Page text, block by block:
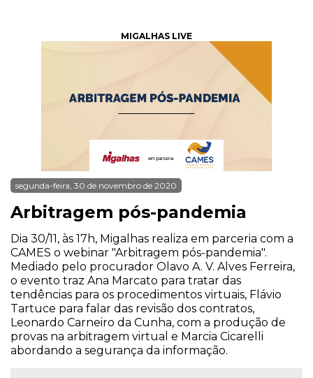
MIGALHAS LIVE
segunda-feira, 30 de novembro de 2020
Arbitragem pós-pandemia
Dia 30/11, às 17h, Migalhas realiza em parceria com a
CAMES o webinar "Arbitragem pós-pandemia".
Mediado pelo procurador Olavo A. V. Alves Ferreira,
o evento traz Ana Marcato para tratar das
tendências para os procedimentos virtuais, Flávio
Tartuce para falar das revisão dos contratos,
Leonardo Carneiro da Cunha, com a produção de
provas na arbitragem virtual e Marcia Cicarelli
abordando a segurança da informação.